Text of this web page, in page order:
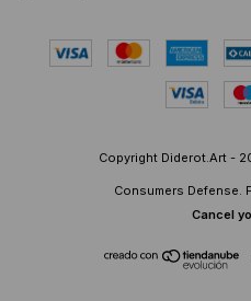
Copyright Diderot.Art -
Consumers Defense.
Cancel